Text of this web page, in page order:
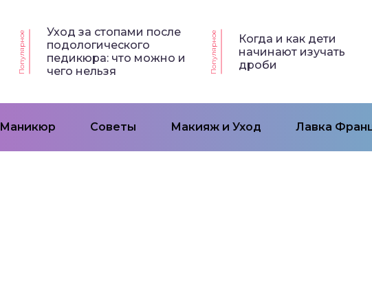
Популярное
Уход за стопами после
подологического
педикюра: что можно и
чего нельзя
Популярное
Когда и как дети
начинают изучать
дроби
Маникюр Советы Макияж и Уход Лавка